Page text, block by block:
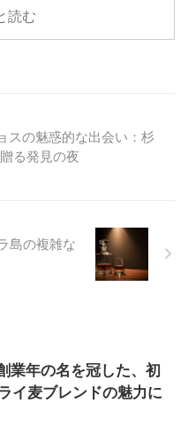
ウィスキーが持つ潜在的な風味を
最大限に引き出し、新たな味わい
読む
スの魅惑的な出会い：杉
る発見の夜
島の複雑な
業年の名を冠した、初
イ麦ブレンドの魅力に